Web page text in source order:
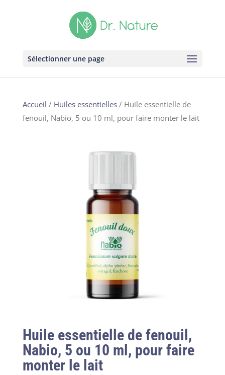
Sélectionner une page
Accueil / Huiles essentielles/ Huile essentielle de
fenouil, Nabio, 5 ou 10 ml, pour faire monter le lait
Huile essentielle de fenouil,
Nabio, 5 ou 10 ml, pour faire
monter le lait